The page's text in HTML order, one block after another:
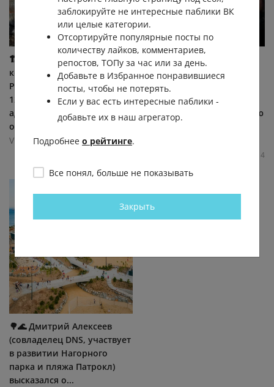
🏗 Во Владивостоке на
контроль реконструкции
Рудневского моста выделят
127,9 млн рублей —
администрация города
объявила...
VDK - город Владивосток
🙏 Жительница
Владивостока
организовала сбор стекла,
чтобы вернуть бухте
Стеклянной её уникальную
красоту. 💎 Для... (видео)
4
🌳🌊 Дмитрий Алексеев
(совладелец DNS, участвует
в развитии Нагорного
парка и пляжа Патрокл)
высказался о...
заблокируйте не интересные паблики ВК
или целые категории.
Отсортируйте популярные посты по
количеству лайков, комментариев,
репостов, ТОПу за час или за день.
Добавьте в Избранное понравившиеся
посты, чтобы не потерять.
Если у вас есть интересные паблики -
добавьте их в наш агрегатор.
Подробнее о рейтинге.
Все понял, больше не показывать
Закрыть